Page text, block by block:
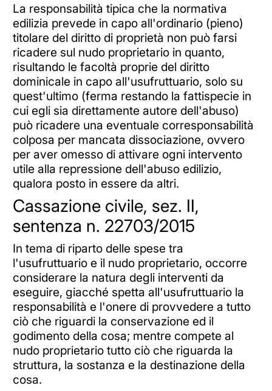
La responsabilità tipica che la normativa
edilizia prevede in capo all'ordinario (pieno)
titolare del diritto di proprietà non può farsi
ricadere sul nudo proprietario in quanto,
risultando le facoltà proprie del diritto
dominicale in capo all'usufruttuario, solo su
quest'ultimo (ferma restando la fattispecie in
cui egli sia direttamente autore dell'abuso)
può ricadere una eventuale corresponsabilità
colposa per mancata dissociazione, ovvero
per aver omesso di attivare ogni intervento
utile alla repressione dell'abuso edilizio,
qualora posto in essere da altri.
Cassazione civile, sez. II,
sentenza n. 22703/2015
In tema di riparto delle spese tra
l'usufruttuario e il nudo proprietario, occorre
considerare la natura degli interventi da
eseguire, giacché spetta all'usufruttuario la
responsabilità e l'onere di provvedere a tutto
ciò che riguardi la conservazione ed il
godimento della cosa; mentre compete al
nudo proprietario tutto ciò che riguarda la
struttura, la sostanza e la destinazione della
cosa.